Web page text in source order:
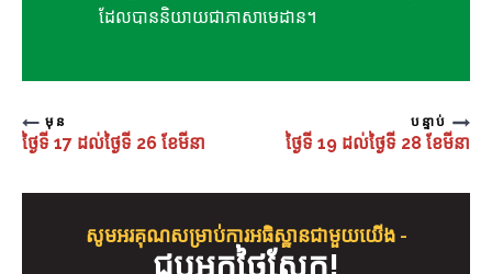
ដែល​បាន​និយាយ​ជា​ភាសា​មេដាន។
មុន
ថ្ងៃទី 17 ដល់ថ្ងៃទី 26 ខែមីនា
បន្ទាប់
ថ្ងៃទី 19 ដល់ថ្ងៃទី 28 ខែមីនា
សូមអរគុណសម្រាប់ការអធិស្ឋានជាមួយយើង -
ជួប​អ្នក​ថ្ងៃស្អែក!